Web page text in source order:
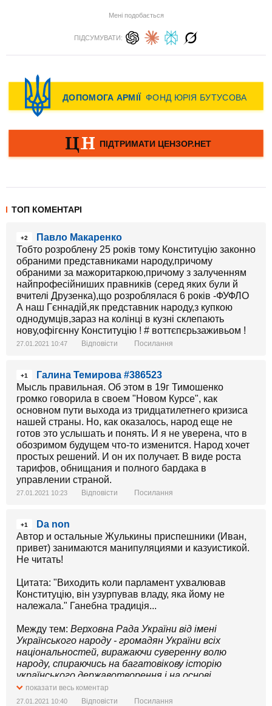
Мені подобається
ПІДСУМУВАТИ:
ТОП КОМЕНТАРІ
+2
Павло Макаренко
Тобто розроблену 25 років тому Конституцію законно
обраними представниками народу,причому
обраними за мажоритаркою,причому з залученням
найпрофесійниших правників (серед яких були й
вчителі Друзенка),що розроблялася 6 років -ФУФЛО
А наш Гєннадій,як представник народу,з купкою
однодумців,зараз на колінці в кузні склепають
нову,офігєнну Конституцію ! # воттєпєрьзаживьом !
27.01.2021 10:47 Відповісти Посилання
+1
Галина Темирова #386523
Мысль правильная. Об этом в 19г Тимошенко
громко говорила в своем "Новом Курсе", как
основном пути выхода из тридцатилетнего кризиса
нашей страны. Но, как оказалось, народ еще не
готов это услышать и понять. И я не уверена, что в
обозримом будущем что-то изменится. Народ хочет
простых решений. И он их получает. В виде роста
тарифов, обнищания и полного бардака в
управлении страной.
27.01.2021 10:23 Відповісти Посилання
+1
Da non
Автор и остальные Жулькины приспешники (Иван,
привет) занимаются манипуляциями и казуистикой.
Не читать!
Цитата: "Виходить коли парламент ухвалював
Конституцію, він узурпував владу, яка йому не
належала." Ганебна традиція...
Между тем: Верховна Рада України від імені
Українського народу - громадян України всіх
національностей, виражаючи суверенну волю
народу, спираючись на багатовікову історію
українського державотворення і на основі
здійсненого українською нацією, усім Українським
народом права на самовизначення, дбаючи про
показати весь коментар
27.01.2021 10:40 Відповісти Посилання